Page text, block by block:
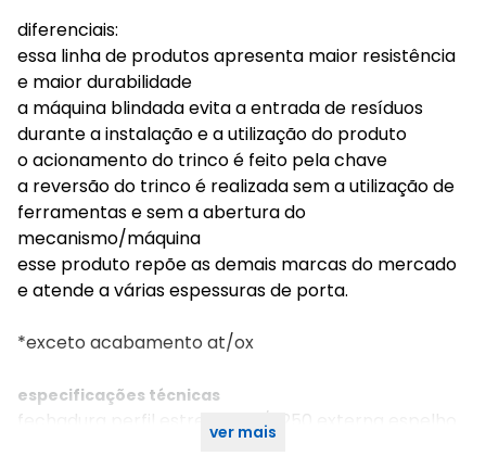
diferenciais:
essa linha de produtos apresenta maior resistência
e maior durabilidade
a máquina blindada evita a entrada de resíduos
durante a instalação e a utilização do produto
o acionamento do trinco é feito pela chave
a reversão do trinco é realizada sem a utilização de
ferramentas e sem a abertura do
mecanismo/máquina
esse produto repõe as demais marcas do mercado
e atende a várias espessuras de porta.
*exceto acabamento at/ox
especificações técnicas
fechadura perfil estreito 522/11250 externa espelho
ver mais